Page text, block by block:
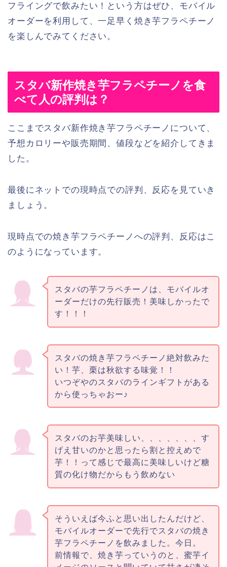
フライングで飲みたい！という方はぜひ、モバイル
オーダーを利用して、一足早く焼き芋フラペチーノ
を楽しんでみてください。
スタバ新作焼き芋フラペチーノを食
べて人の評判は？
ここまでスタバ新作焼き芋フラペチーノについて、
予想カロリーや販売期間、値段などを紹介してきま
した。
最後にネットでの現時点での評判、反応を見ていき
ましょう。
現時点での焼き芋フラペチーノへの評判、反応はこ
のようになっています。
スタバの芋フラペチーノは、モバイルオ
ーダーだけの先行販売！美味しかったで
す！！！
スタバの焼き芋フラペチーノ絶対飲みた
い！芋、栗は秋欲する味覚！！
いつぞやのスタバのラインギフトがある
から使っちゃおー♪
スタバのお芋美味しい、、、、、、、す
げえ甘いのかと思ったら割と控えめで
芋！！って感じで最高に美味しいけど糖
質の化け物だからもう飲めない
そういえば今ふと思い出したんだけど、
モバイルオーダーで先行でスタバの焼き
芋フラペチーノを飲みました。今日。
前情報で、焼き芋っていうのと、蜜芋イ